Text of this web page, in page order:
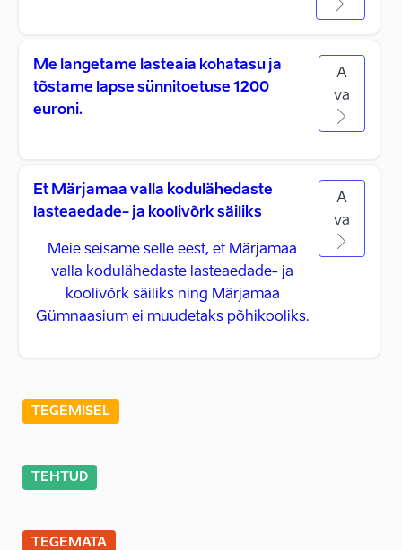
Me langetame lasteaia kohatasu ja
tõstame lapse sünnitoetuse 1200
euroni.
A
va
Et Märjamaa valla kodulähedaste
lasteaedade- ja koolivõrk säiliks
Meie seisame selle eest, et Märjamaa
valla kodulähedaste lasteaedade- ja
koolivõrk säiliks ning Märjamaa
Gümnaasium ei muudetaks põhikooliks.
A
va
TEGEMISEL
TEHTUD
TEGEMATA